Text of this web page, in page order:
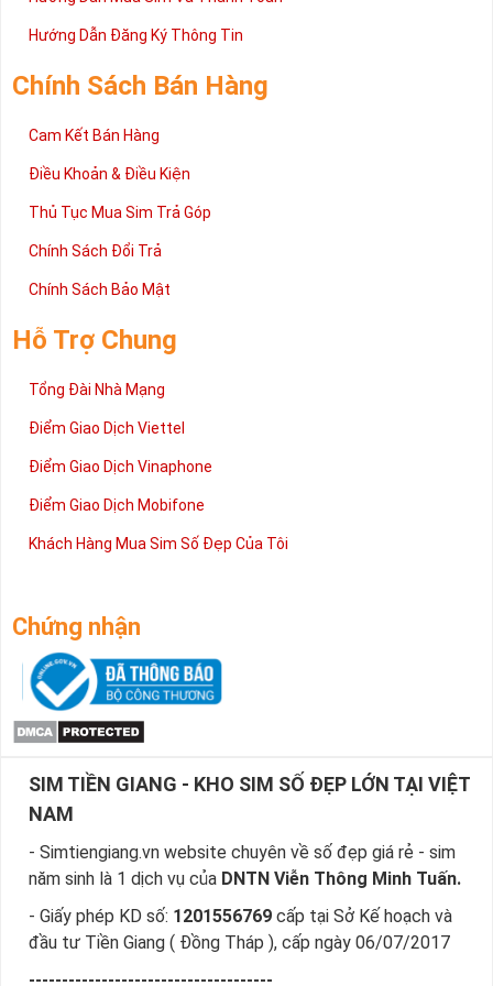
mọi người, đặc biệt là những dòng sim như sim năm sinh thì
lại càng được nâng cao quan điểm đó.
Nhưng thực chất sim năm sinh giá cả rất phải chăng và tùy
theo nhu cầu của người sử dụng mà bạn chọn cho phù hợp.
Không quá nặng về quan điểm vận hạn hên xui hay phong thủy
sim số đẹp mang hơi hướng của sự nhẹ nhàng, tinh tế và gần
Không quá kiêu sa và hổ báo như sim tam hoa, sim tứ quý,
ngũ quý, sim năm sinh khiến cho bạn bè, đối tác dễ gần hơn,
như những người bạn tri kỷ, chân thành và nhiều niềm tin.
Tất nhiên việc sử dụng sim số đẹp năm sinh sẽ củng cố vị trí
của bạn trong lòng mọi người cũng như việc đánh bóng tên
tuổi của bạn lên mà không cần dùng quá nhiều giấy giáp hoặc
sơn phủ.
chính là giải pháp để đáp ứng nhu cầu đông đảo của người
dùng về sim năm sinh.
Ngày nay bạn không chỉ dùng 1 số mà còn có thể 2 hoặc 3
số để dùng cho nhiều mục đích khác nhau.
Hướng Dẫn Đăng Ký Thông Tin
Chính Sách Bán Hàng
Cam Kết Bán Hàng
Điều Khoản & Điều Kiện
Thủ Tục Mua Sim Trả Góp
Chính Sách Đổi Trả
Chính Sách Bảo Mật
Hỗ Trợ Chung
Tổng Đài Nhà Mạng
Điểm Giao Dịch Viettel
Điểm Giao Dịch Vinaphone
Điểm Giao Dịch Mobifone
Khách Hàng Mua Sim Số Đẹp Của Tôi
Chứng nhận
SIM TIỀN GIANG - KHO SIM SỐ ĐẸP LỚN TẠI VIỆT
NAM
- Simtiengiang.vn website chuyên về số đẹp giá rẻ - sim
năm sinh là 1 dịch vụ của DNTN Viễn Thông Minh Tuấn.
- Giấy phép KD số: 1201556769 cấp tại Sở Kế hoạch và
đầu tư Tiền Giang ( Đồng Tháp ), cấp ngày 06/07/2017
-------------------------------------